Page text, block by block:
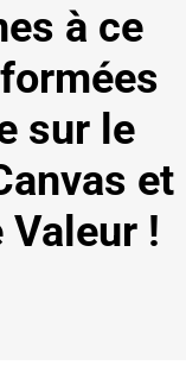
à ce
sur le
et
Valeur !